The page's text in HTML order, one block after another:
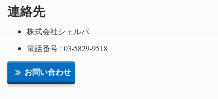
連絡先
株式会社シェルパ
電話番号 : 03-5829-9518
お問い合わせ